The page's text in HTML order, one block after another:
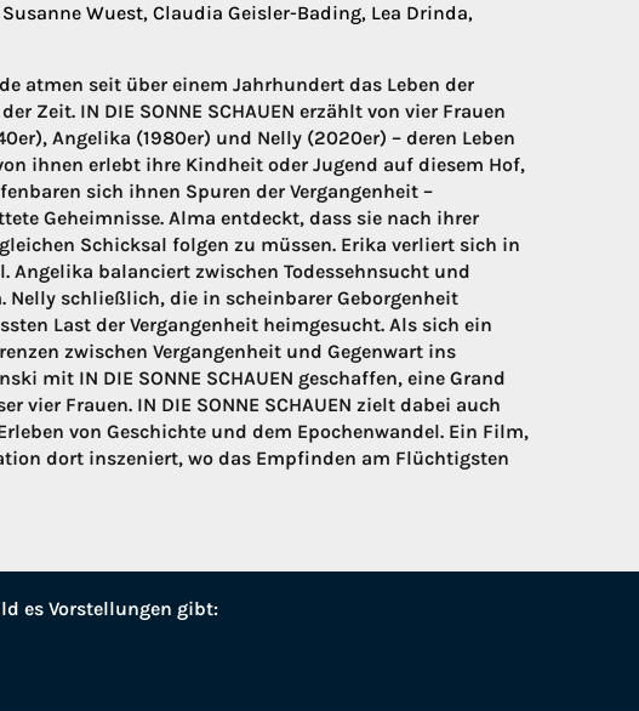
Wuest, Claudia Geisler-Bading, Lea Drinda,
atmen seit über einem Jahrhundert das Leben der
Zeit. IN DIE SONNE SCHAUEN erzählt von vier Frauen
Angelika (1980er) und Nelly (2020er) – deren Leben
ihnen erlebt ihre Kindheit oder Jugend auf diesem Hof,
sich ihnen Spuren der Vergangenheit –
Geheimnisse. Alma entdeckt, dass sie nach ihrer
Schicksal folgen zu müssen. Erika verliert sich in
Angelika balanciert zwischen Todessehnsucht und
schließlich, die in scheinbarer Geborgenheit
Last der Vergangenheit heimgesucht. Als sich ein
zwischen Vergangenheit und Gegenwart ins
mit IN DIE SONNE SCHAUEN geschaffen, eine Grand
Frauen. IN DIE SONNE SCHAUEN zielt dabei auch
von Geschichte und dem Epochenwandel. Ein Film,
dort inszeniert, wo das Empfinden am Flüchtigsten
es Vorstellungen gibt: